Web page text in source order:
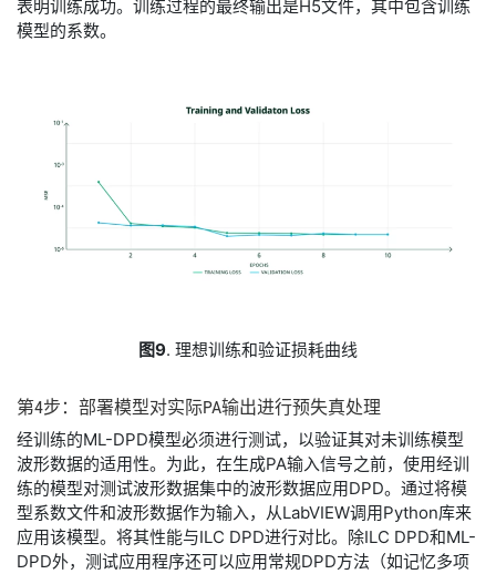
表明训练成功。训练过程的最终输出是H5文件，其中包含训练
模型的系数。
图9. 理想训练和验证损耗曲线
​第4步： 部署模型对实际PA输出进行预失真处理
​经训练的ML-DPD模型必须进行测试，以验证其对未训练模型
波形数据的适用性。为此，在生成PA输入信号之前，使用经训
练的模型对测试波形数据集中的波形数据应用DPD。通过将模
型系数文件和波形数据作为输入，从LabVIEW调用Python库来
应用该模型。将其性能与ILC DPD进行对比。除ILC DPD和ML-
DPD外，测试应用程序还可以应用常规DPD方法（如记忆多项